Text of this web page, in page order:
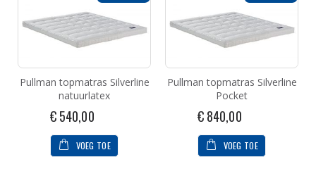
Pullman topmatras Silverline
natuurlatex
€ 540,00
VOEG TOE
Pullman topmatras Silverline
Pocket
€ 840,00
VOEG TOE